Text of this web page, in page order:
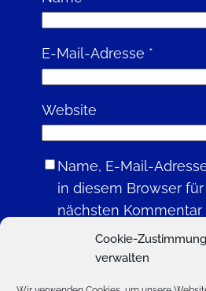
Cookie-Zustimmung
verwalten
E-Mail-Adresse *
Website
Name, E-Mail-
in diesem Browser
nächsten Kommentar